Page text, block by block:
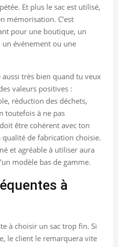
Et plus le sac est utilisé,
mémorisation. C’est
pour une boutique, un
événement ou une
très bien quand tu veux
valeurs positives :
réduction des déchets,
toutefois à ne pas
être cohérent avec ton
de fabrication choisie.
et agréable à utiliser aura
modèle bas de gamme.
à
à choisir un sac trop fin. Si
le client le remarquera vite